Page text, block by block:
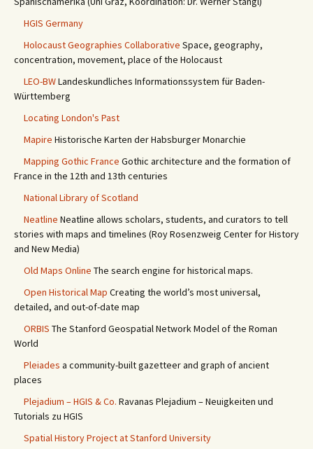
HGIS Germany
Holocaust Geographies Collaborative Space, geography,
concentration, movement, place of the Holocaust
LEO-BWLandeskundliches Informationssystem für Baden-
Württemberg
Locating London's Past
Mapire Historische Karten der Habsburger Monarchie
Mapping Gothic France Gothic architecture and the formation of
France in the 12th and 13th centuries
National Library of Scotland
Neatline Neatline allows scholars, students, and curators to tell
stories with maps and timelines (Roy Rosenzweig Center for History
and New Media)
Old Maps Online The search engine for historical maps.
Open Historical Map Creating the world’s most universal,
detailed, and out-of-date map
ORBIS The Stanford Geospatial Network Model of the Roman
World
Pleiades a community-built gazetteer and graph of ancient
places
Plejadium – HGIS & Co. Ravanas Plejadium – Neuigkeiten und
Tutorials zu HGIS
Spatial History Project at Stanford University